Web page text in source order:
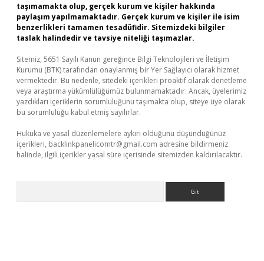
taşımamakta olup, gerçek kurum ve kişiler hakkında
paylaşım yapılmamaktadır. Gerçek kurum ve kişiler ile isim
benzerlikleri tamamen tesadüfidir. Sitemizdeki bilgiler
taslak halindedir ve tavsiye niteliği taşımazlar.
Sitemiz, 5651 Sayılı Kanun gereğince Bilgi Teknolojileri ve İletişim
Kurumu (BTK) tarafından onaylanmış bir Yer Sağlayıcı olarak hizmet
vermektedir. Bu nedenle, sitedeki içerikleri proaktif olarak denetleme
veya araştırma yükümlülüğümüz bulunmamaktadır. Ancak, üyelerimiz
yazdıkları içeriklerin sorumluluğunu taşımakta olup, siteye üye olarak
bu sorumluluğu kabul etmiş sayılırlar.
Hukuka ve yasal düzenlemelere aykırı olduğunu düşündüğünüz
içerikleri, backlinkpanelicomtr@gmail.com adresine bildirmeniz
halinde, ilgili içerikler yasal süre içerisinde sitemizden kaldırılacaktır.